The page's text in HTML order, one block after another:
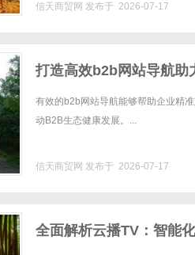
信天商贸网 发布于 2026-07-17
打造高效b2b网站导航助
有效的b2b网站导航能够帮助企业精
动B2B生态健康发展。...
信天商贸网 发布于 2026-07-17
全面解析云播TV：智能